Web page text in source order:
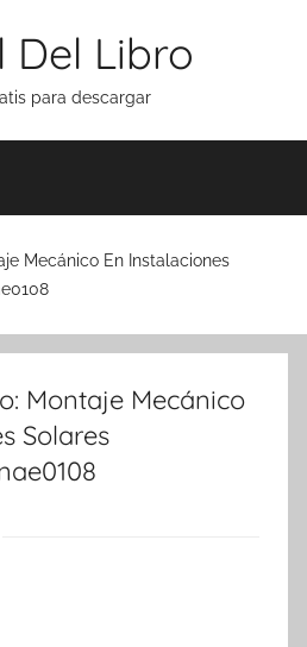
Del Libro
para descargar
Mecánico En Instalaciones
Montaje Mecánico
Solares